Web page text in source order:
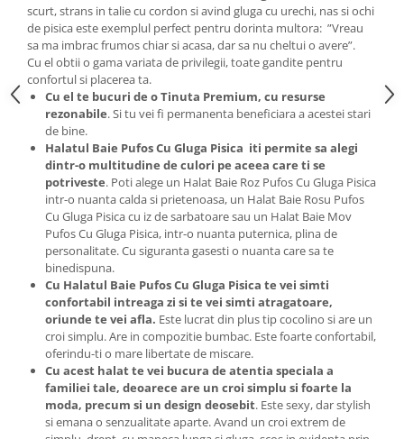
scurt, strans in talie cu cordon si avind gluga cu urechi, nas si ochi
de pisica este exemplul perfect pentru dorinta multora: ”Vreau
sa ma imbrac frumos chiar si acasa, dar sa nu cheltui o avere”.
Cu el obtii o gama variata de privilegii, toate gandite pentru
confortul si placerea ta.
Cu el te bucuri de o Tinuta Premium, cu resurse
rezonabile. Si tu vei fi permanenta beneficiara a acestei stari
de bine.
Halatul Baie Pufos Cu Gluga Pisica iti permite sa alegi
dintr-o multitudine de culori pe aceea care ti se
potriveste. Poti alege un Halat Baie Roz Pufos Cu Gluga Pisica
intr-o nuanta calda si prietenoasa, un Halat Baie Rosu Pufos
Cu Gluga Pisica cu iz de sarbatoare sau un Halat Baie Mov
Pufos Cu Gluga Pisica, intr-o nuanta puternica, plina de
personalitate. Cu siguranta gasesti o nuanta care sa te
binedispuna.
Cu Halatul Baie Pufos Cu Gluga Pisica te vei simti
confortabil intreaga zi si te vei simti atragatoare,
oriunde te vei afla. Este lucrat din plus tip cocolino si are un
croi simplu. Are in compozitie bumbac. Este foarte confortabil,
oferindu-ti o mare libertate de miscare.
Cu acest halat te vei bucura de atentia speciala a
familiei tale, deoarece are un croi simplu si foarte la
moda, precum si un design deosebit. Este sexy, dar stylish
si emana o senzualitate aparte. Avand un croi extrem de